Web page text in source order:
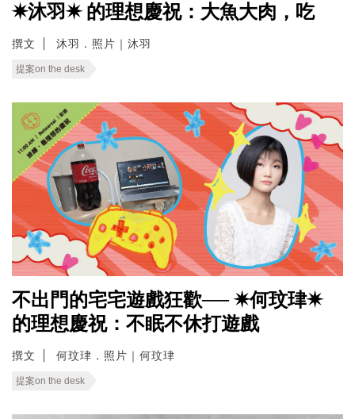
✷沐羽✷ 的理想慶祝：大魚大肉，吃
撰文 沐羽．照片｜沐羽
提案on the desk
不出門的宅宅遊戲狂歡── ✷何玟珒✷
的理想慶祝：不眠不休打遊戲
撰文 何玟珒．照片｜何玟珒
提案on the desk